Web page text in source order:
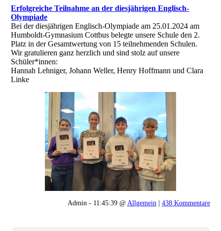
Erfolgreiche Teilnahme an der diesjährigen Englisch-
Olympiade
Bei der diesjährigen Englisch-Olympiade am 25.01.2024 am
Humboldt-Gymnasium Cottbus belegte unsere Schule den 2.
Platz in der Gesamtwertung von 15 teilnehmenden Schulen.
Wir gratulieren ganz herzlich und sind stolz auf unsere
Schüler*innen:
Hannah Lehniger, Johann Weller, Henry Hoffmann und Clara
Linke
Admin - 11:45:39 @ Allgemein | 438 Kommentare